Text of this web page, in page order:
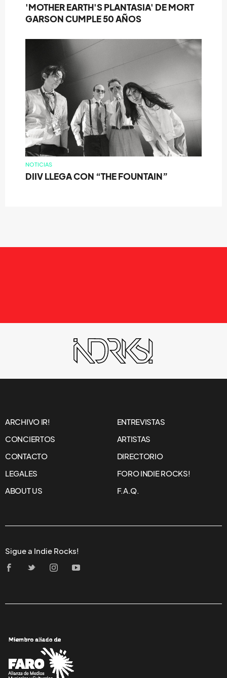
'MOTHER EARTH'S PLANTASIA' DE MORT
GARSON CUMPLE 50 AÑOS
NOTICIAS
DIIV LLEGA CON “THE FOUNTAIN”
ARCHIVO IR!
ENTREVISTAS
CONCIERTOS
ARTISTAS
CONTACTO
DIRECTORIO
LEGALES
FORO INDIE ROCKS!
ABOUT US
F.A.Q.
Sigue a Indie Rocks!